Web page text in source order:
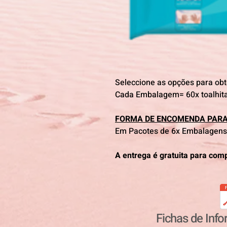
Seleccione as opções para
Cada Embalagem= 60x
FORMA DE ENCOMENDA
Em Pacotes de 6x
A entrega é gratuita para
Fichas de